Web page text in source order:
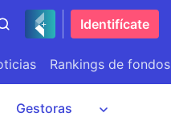
Identifícate
Rankings de fondos